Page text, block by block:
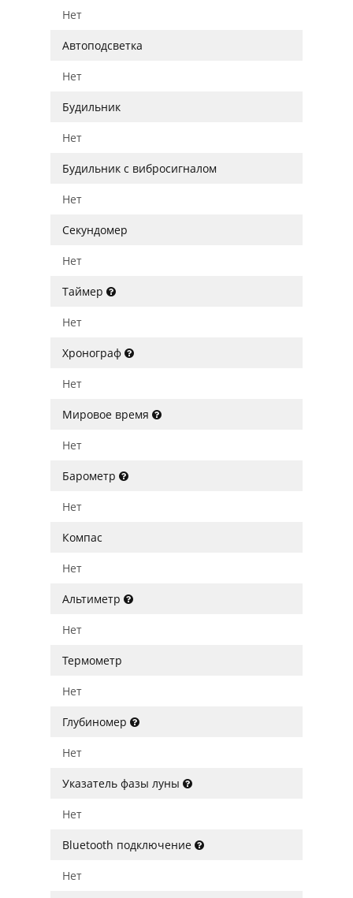
Нет
Автоподсветка
Нет
Будильник
Нет
Будильник с вибросигналом
Нет
Секундомер
Нет
Таймер
Нет
Хронограф
Нет
Мировое время
Нет
Барометр
Нет
Компас
Нет
Альтиметр
Нет
Термометр
Нет
Глубиномер
Нет
Указатель фазы луны
Нет
Bluetooth подключение
Нет